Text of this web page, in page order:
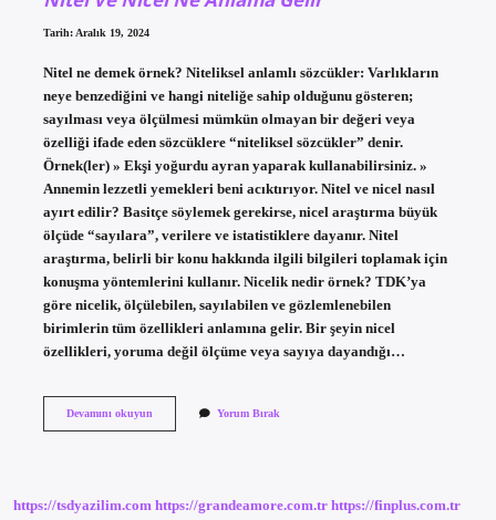
Tarih: Aralık 19, 2024
Nitel ne demek örnek? Niteliksel anlamlı sözcükler: Varlıkların
neye benzediğini ve hangi niteliğe sahip olduğunu gösteren;
sayılması veya ölçülmesi mümkün olmayan bir değeri veya
özelliği ifade eden sözcüklere “niteliksel sözcükler” denir.
Örnek(ler) » Ekşi yoğurdu ayran yaparak kullanabilirsiniz. »
Annemin lezzetli yemekleri beni acıktırıyor. Nitel ve nicel nasıl
ayırt edilir? Basitçe söylemek gerekirse, nicel araştırma büyük
ölçüde “sayılara”, verilere ve istatistiklere dayanır. Nitel
araştırma, belirli bir konu hakkında ilgili bilgileri toplamak için
konuşma yöntemlerini kullanır. Nicelik nedir örnek? TDK’ya
göre nicelik, ölçülebilen, sayılabilen ve gözlemlenebilen
birimlerin tüm özellikleri anlamına gelir. Bir şeyin nicel
özellikleri, yoruma değil ölçüme veya sayıya dayandığı…
Devamını okuyunNitel
Yorum Bırak
https://tsdyazilim.com https://grandeamore.com.tr https://finplus.com.tr